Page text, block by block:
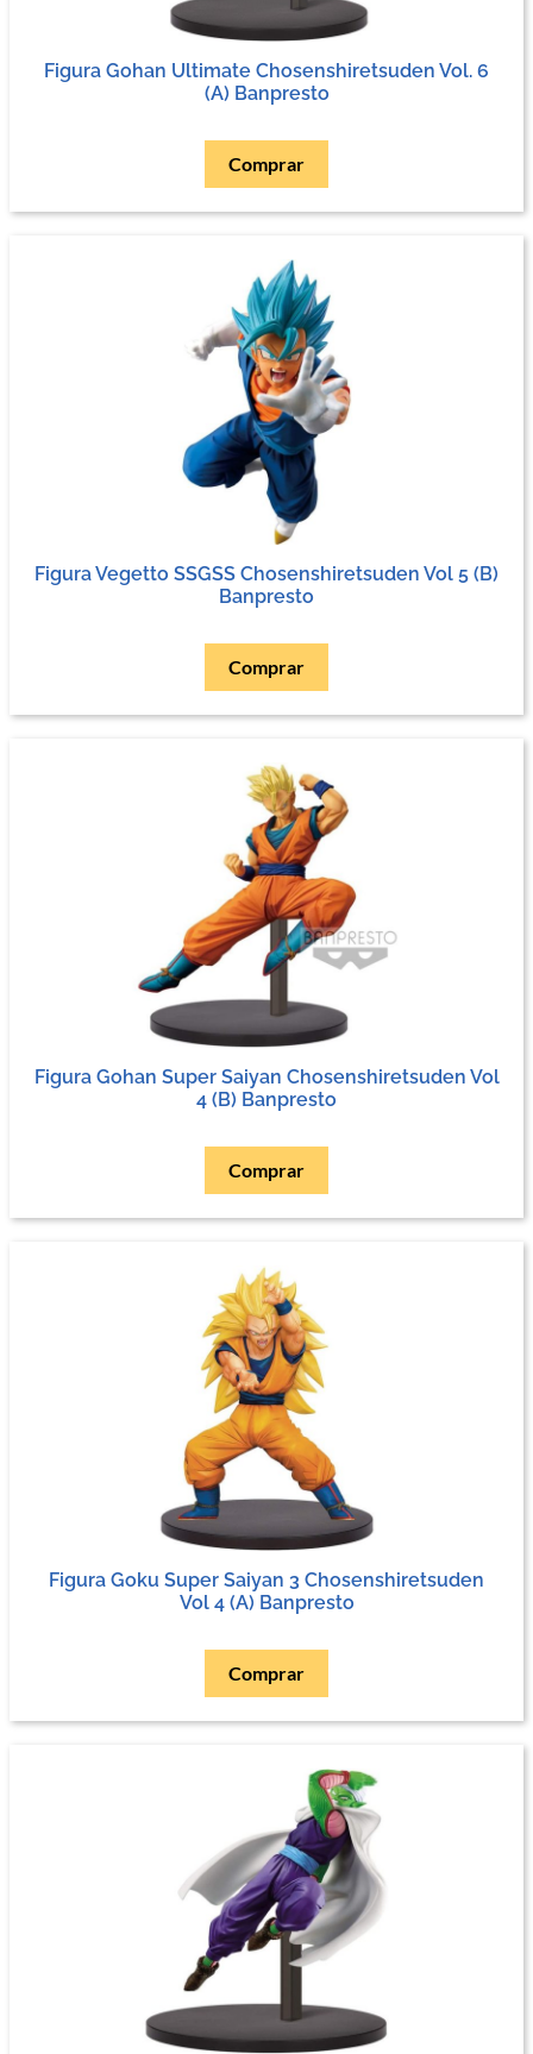
Figura Gohan Ultimate Chosenshiretsuden Vol. 6
(A) Banpresto
Comprar
Figura Vegetto SSGSS Chosenshiretsuden Vol 5 (B)
Banpresto
Comprar
Figura Gohan Super Saiyan Chosenshiretsuden Vol
4 (B) Banpresto
Comprar
Figura Goku Super Saiyan 3 Chosenshiretsuden
Vol 4 (A) Banpresto
Comprar